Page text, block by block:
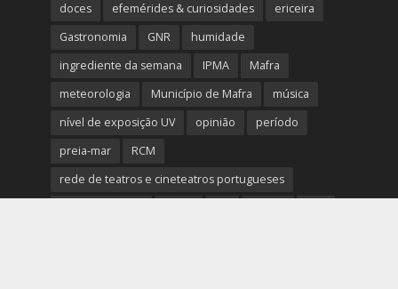
doces
efemérides & curiosidades
ericeira
Gastronomia
GNR
humidade
ingrediente da semana
IPMA
Mafra
meteorologia
Município de Mafra
música
nível de exposição UV
opinião
período
preia-mar
RCM
rede de teatros e cineteatros portugueses